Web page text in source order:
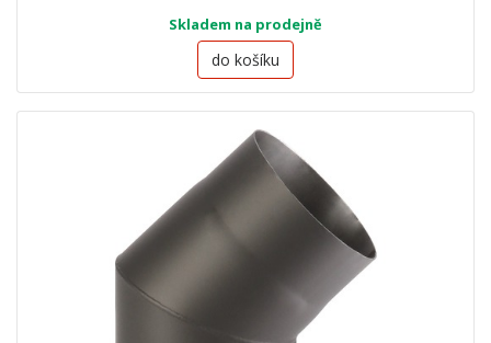
Skladem na prodejně
do košíku